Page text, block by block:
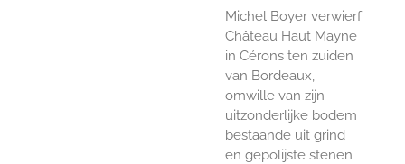
Michel Boyer verwierf
Château Haut Mayne
in Cérons ten zuiden
van Bordeaux,
omwille van zijn
uitzonderlijke bodem
bestaande uit grind
en gepolijste stenen